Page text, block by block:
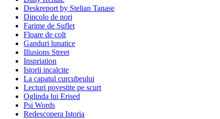
Deskreport by Stelian Tanase
Dincolo de nori
Farime de Suflet
Floare de colt
Ganduri lunatice
Illusions Street
Inspriation
Istorii incalcite
La capatul curcubeului
Lecturi povestite pe scurt
Oglinda lui Erised
Psi Words
Redescopera Istoria